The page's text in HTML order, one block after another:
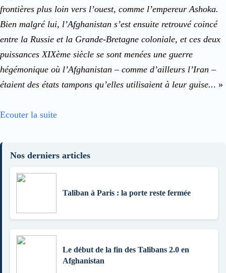
frontières plus loin vers l’ouest, comme l’empereur Ashoka.
Bien malgré lui, l’Afghanistan s’est ensuite retrouvé coincé
entre la Russie et la Grande-Bretagne coloniale, et ces deux
puissances XIXème siècle se sont menées une guerre
hégémonique où l’Afghanistan – comme d’ailleurs l’Iran –
étaient des états tampons qu’elles utilisaient à leur guise... »
Ecouter la suite
Nos derniers articles
Taliban à Paris : la porte reste fermée
Le début de la fin des Talibans 2.0 en
Afghanistan